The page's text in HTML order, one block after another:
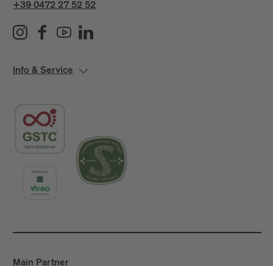
+39 0472 27 52 52
Info & Service
Main Partner